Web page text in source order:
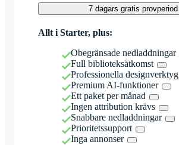
7 dagars gratis provperiod
Allt i Starter, plus:
Obegränsade nedladdningar
Full biblioteksåtkomst
Professionella designverktyg
Premium AI-funktioner
Ett paket per månad
Ingen attribution krävs
Snabbare nedladdningar
Prioritetssupport
Inga annonser